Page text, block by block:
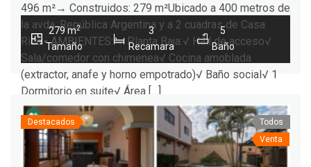
496 m²→ Construidos: 279 m²Ubicado a 400 metros de
la avda. República Argentina y a 2 cuadras de Casa
Rica.▪︎ AMBIENTES:→ Planta Baja:√ Hall de acceso√
Sala/comedor con chimenea√ Cocina amoblada
(extractor, anafe y horno empotrado)√ Baño social√ 1
Dormitorio en suite√ Área […]
279 m2
Tamaño
3
Recamara
5
Baño
Destacados
Todos
Venta